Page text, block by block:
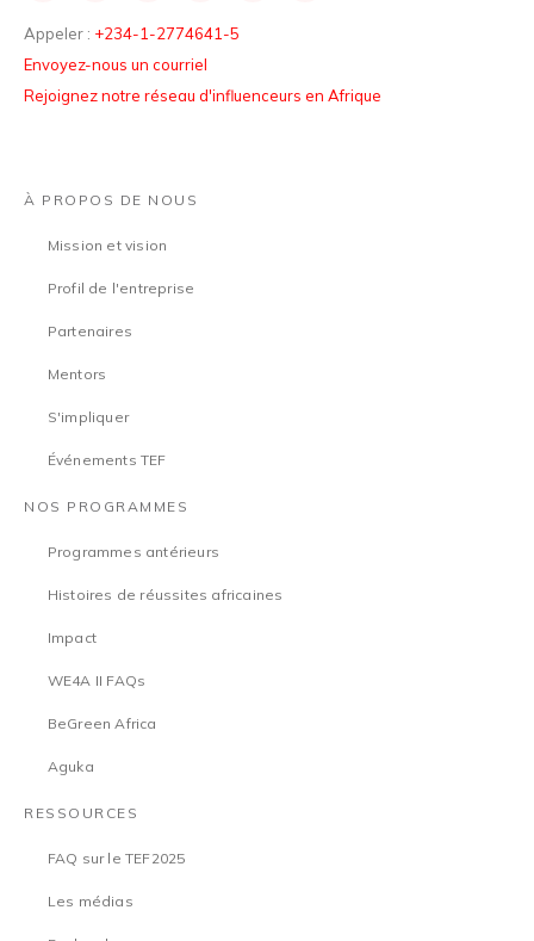
Appeler : +234-1-2774641-5
Envoyez-nous un courriel
Rejoignez notre réseau d'influenceurs en Afrique
À PROPOS DE NOUS
Mission et vision
Profil de l'entreprise
Partenaires
Mentors
S'impliquer
Événements TEF
NOS PROGRAMMES
Programmes antérieurs
Histoires de réussites africaines
Impact
WE4A II FAQs
BeGreen Africa
Aguka
RESSOURCES
FAQ sur le TEF2025
Les médias